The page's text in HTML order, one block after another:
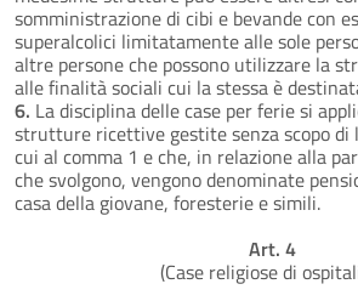
somministrazione di cibi e bevande con
superalcolici limitatamente alle sole
altre persone che possono utilizzare la
alle finalità sociali cui la stessa è
6. La disciplina delle case per ferie si
strutture ricettive gestite senza scopo di
cui al comma 1 e che, in relazione alla
che svolgono, vengono denominate
casa della giovane, foresterie e simili.
Art. 4
(Case religiose di